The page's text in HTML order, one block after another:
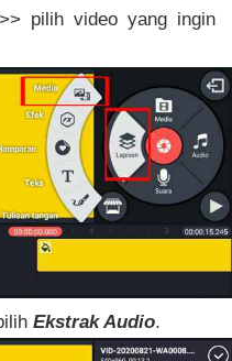
pilih video yang ingin
Ekstrak Audio.